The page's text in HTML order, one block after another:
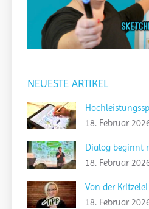
NEUESTE ARTIKEL
18. Februar
Dialog beginnt
18. Februar
Von der
18. Februar